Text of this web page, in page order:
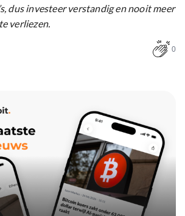
dus investeer verstandig en nooit meer
verliezen.
0